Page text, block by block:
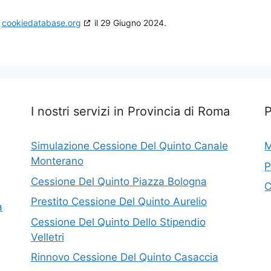
cookiedatabase.org il 29 Giugno 2024.
I nostri servizi in Provincia di Roma
Simulazione Cessione Del Quinto Canale
Monterano
Cessione Del Quinto Piazza Bologna
Prestito Cessione Del Quinto Aurelio
Cessione Del Quinto Dello Stipendio
Velletri
Rinnovo Cessione Del Quinto Casaccia